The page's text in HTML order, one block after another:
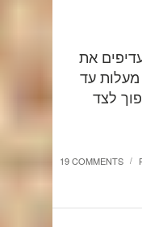
את
האפיה, גם זה אפשרי, 200 מעלות עד
לצד
19 COMMENTS /